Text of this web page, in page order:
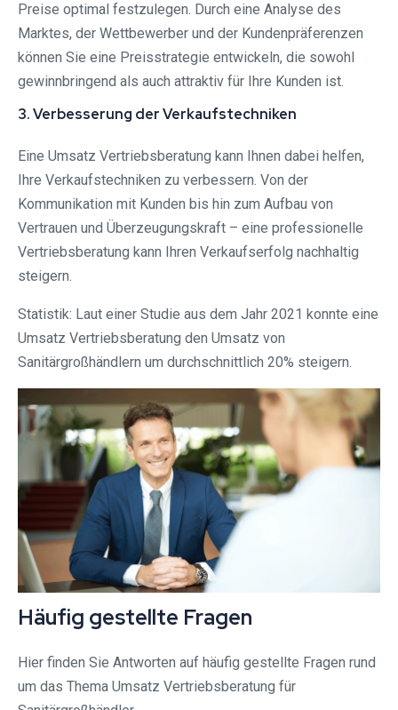
Preise optimal festzulegen. Durch eine Analyse des
Marktes, der Wettbewerber und der Kundenpräferenzen
können Sie eine Preisstrategie entwickeln, die sowohl
gewinnbringend als auch attraktiv für Ihre Kunden ist.
3. Verbesserung der Verkaufstechniken
Eine Umsatz Vertriebsberatung kann Ihnen dabei helfen,
Ihre Verkaufstechniken zu verbessern. Von der
Kommunikation mit Kunden bis hin zum Aufbau von
Vertrauen und Überzeugungskraft – eine professionelle
Vertriebsberatung kann Ihren Verkaufserfolg nachhaltig
steigern.
Statistik: Laut einer Studie aus dem Jahr 2021 konnte eine
Umsatz Vertriebsberatung den Umsatz von
Sanitärgroßhändlern um durchschnittlich 20% steigern.
Häufig gestellte Fragen
Hier finden Sie Antworten auf häufig gestellte Fragen rund
um das Thema Umsatz Vertriebsberatung für